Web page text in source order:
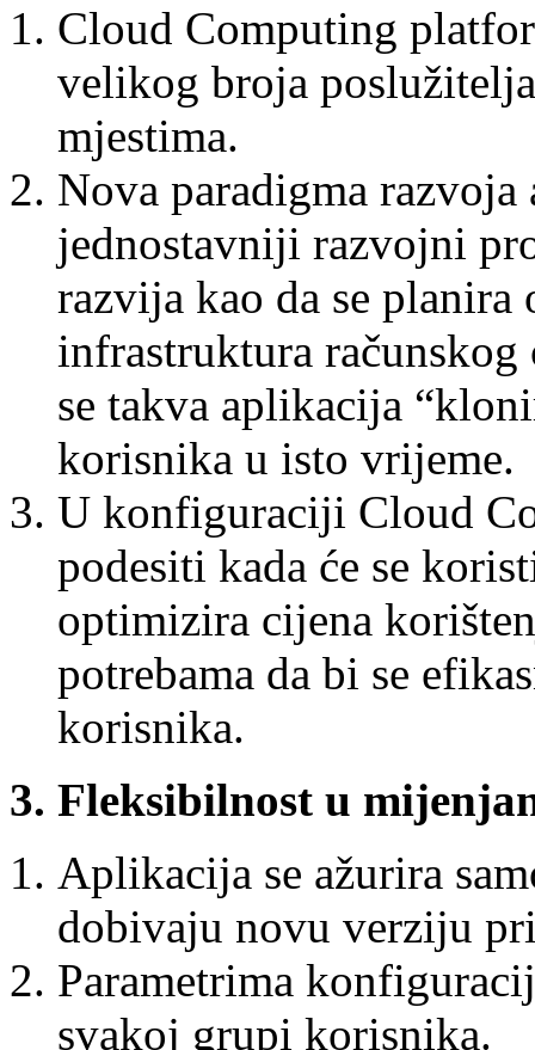
Cloud Computing
velikog broja
mjestima.
Nova paradigma
jednostavniji razvojni
razvija kao da se
infrastruktura
se takva aplikacija
korisnika u isto vrijeme.
U konfiguraciji Cloud
podesiti kada će se
optimizira cijena
potrebama da bi se
korisnika.
3. Fleksibilnost u
Aplikacija se ažurira
dobivaju novu verziju
Parametrima
svakoj grupi korisnika.